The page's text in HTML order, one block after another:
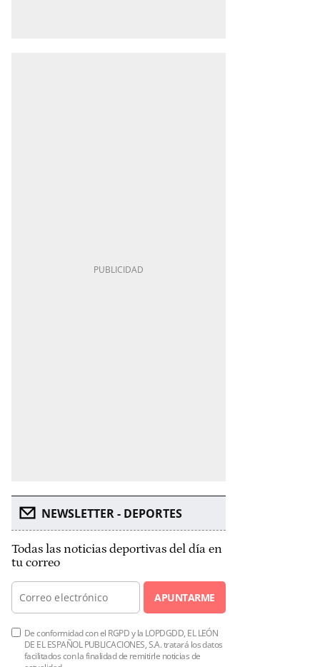
NEWSLETTER - DEPORTES
Todas las noticias deportivas del día en
tu correo
APUNTARME
De conformidad con el RGPD y la LOPDGDD, EL LEÓN
DE EL ESPAÑOL PUBLICACIONES, S.A. tratará los datos
facilitados con la finalidad de remitirle noticias de